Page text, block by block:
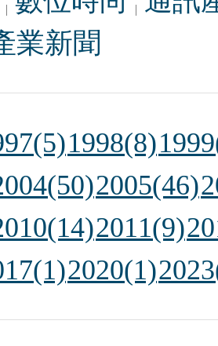
業新聞
1998(8)
2005(46)
2011(9)
2020(1)